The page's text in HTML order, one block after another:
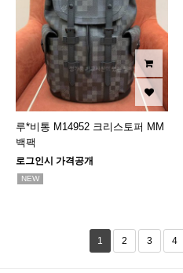
루*비통 M14952 크리스토퍼 MM
백팩
로그인시 가격공개
NEW
1 2 3 4